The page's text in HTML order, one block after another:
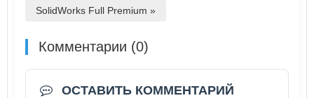
SolidWorks Full Premium »
Комментарии (0)
ОСТАВИТЬ КОММЕНТАРИЙ